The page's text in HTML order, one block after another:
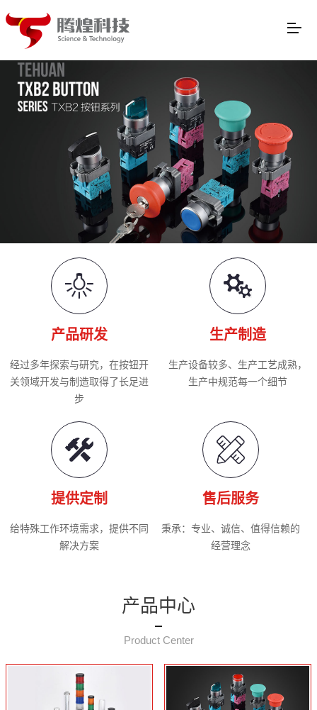
产品研发
经过多年探索与研究，在按钮开
关领域开发与制造取得了长足进
步
生产制造
生产设备较多、生产工艺成熟，
生产中规范每一个细节
提供定制
给特殊工作环境需求，提供不同
解决方案
售后服务
秉承：专业、诚信、值得信赖的
经营理念
产品中心
Product Center